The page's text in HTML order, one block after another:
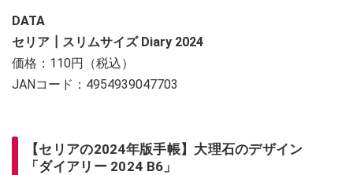
DATA
セリア┃スリムサイズ Diary 2024
価格：110円（税込）
JANコード：4954939047703
【セリアの2024年版手帳】大理石のデザイン
「ダイアリー 2024 B6」